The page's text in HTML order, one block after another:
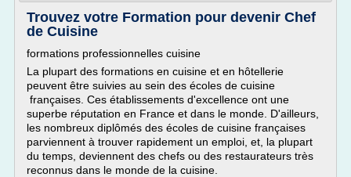
Trouvez votre Formation pour devenir Chef
de Cuisine
formations professionnelles cuisine
La plupart des formations en cuisine et en hôtellerie
peuvent être suivies au sein des écoles de cuisine
françaises. Ces établissements d'excellence ont une
superbe réputation en France et dans le monde. D'ailleurs,
les nombreux diplômés des écoles de cuisine françaises
parviennent à trouver rapidement un emploi, et, la plupart
du temps, deviennent des chefs ou des restaurateurs très
reconnus dans le monde de la cuisine.